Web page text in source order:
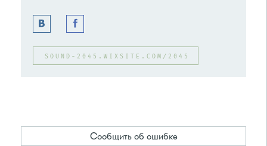
SOUND-2045.WIXSITE.COM/2045
Сообщить об ошибке